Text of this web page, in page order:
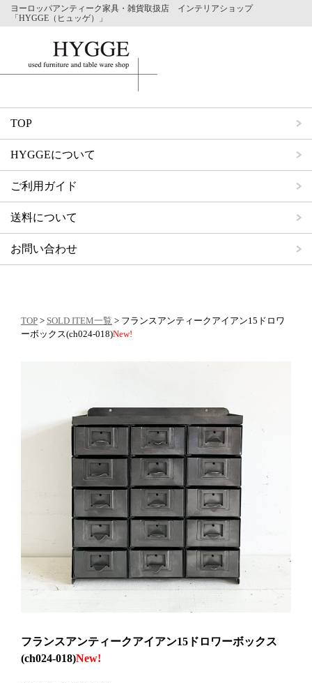
ヨーロッパアンティーク家具・雑貨取扱店 インテリアショップ
「HYGGE（ヒュッゲ）」
TOP
HYGGEについて
ご利用ガイド
送料について
お問い合わせ
TOP > SOLD ITEM一覧 > フランスアンティークアイアン15ドロワ
ーボックス(ch024-018)New!
フランスアンティークアイアン15ドロワーボックス
(ch024-018)New!